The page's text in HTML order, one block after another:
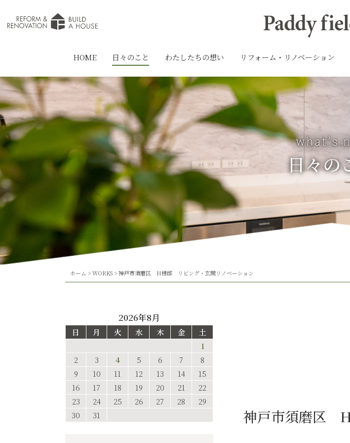
HOME 日々のこと わたしたちの想い リフォーム・リノベーション
日々の
ホーム >WORKS>神戸市須磨区 H様邸 リビング・玄関リノベーション
神戸市須磨区
2026年8月
日 月 火 水 木 金
土
1
2
3 4 5 6 7
8
9
10 11 12 13 14
15
16
17 18 19 20 21
22
23
24 25 26 27 28
29
30
31